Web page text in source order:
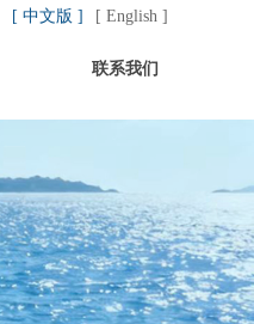
[ 中文版 ] [ English ]
联系我们